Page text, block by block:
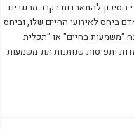
הסיכון להתאבדות בקרב מבוגרים.
ביחס לאירועי החיים שלו, וביחס
"משמעות בחיים" או "תכלית
ותפיסות שנותנות תת-משמעות